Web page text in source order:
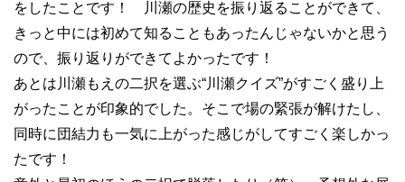
をしたことです！ 川瀬の歴史を振り返ることができて、
きっと中には初めて知ることもあったんじゃないかと思う
ので、振り返りができてよかったです！
あとは川瀬もえの二択を選ぶ“川瀬クイズ”がすごく盛り上
がったことが印象的でした。そこで場の緊張が解けたし、
同時に団結力も一気に上がった感じがしてすごく楽しかっ
たです！